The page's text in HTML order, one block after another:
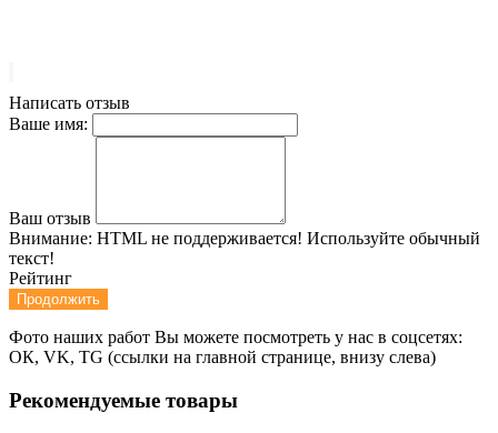
Написать отзыв
Ваше имя:
Ваш отзыв
Внимание: HTML не поддерживается! Используйте обычный
текст!
Рейтинг
Продолжить
Фото наших работ Вы можете посмотреть у нас в соцсетях:
ОК, VK, TG (ссылки на главной странице, внизу слева)
Рекомендуемые товары